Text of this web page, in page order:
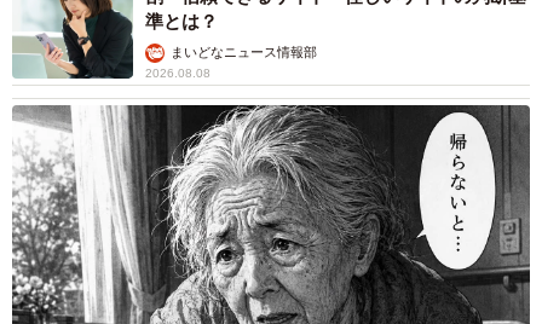
ストに取材】
たかなし 亜妖
2026.08.08
19歳でハライチ岩井勇気と年の差婚から3年、
22歳元おはガール髪バッサリ「ショート似合い
すぎ」
まいどなメディア
2026.08.08
オフィスに置かれたウォーターサーバー 空の
2Lボトル持参し毎日給水する男性社員→総務担
当者の注意にまさかの逆ギレ！【弁護士が解
説】長澤 芳子